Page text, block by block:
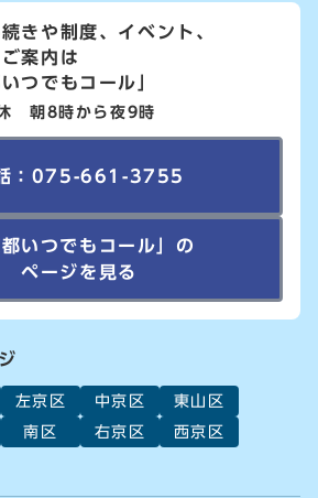
きや制度、イベント、
案内は
いつでもコール」
朝8時から夜9時
：075-661-3755
都いつでもコール」の
ページを見る
左京区 中京区
東山区
南区 右京区
西京区